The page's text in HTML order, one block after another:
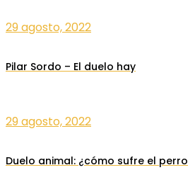
29 agosto, 2022
Pilar Sordo – El duelo hay
29 agosto, 2022
Duelo animal: ¿cómo sufre el perro